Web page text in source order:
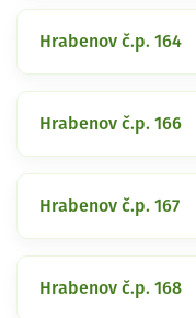
Hrabenov č.p. 164
Hrabenov č.p. 166
Hrabenov č.p. 167
Hrabenov č.p. 168